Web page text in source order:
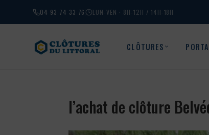
04 93 74 33 76 LUN-VEN · 8H-12H / 14H-18H
CLÔTURES
l’achat de clôture